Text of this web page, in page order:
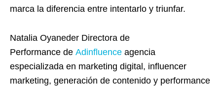
marca la diferencia entre intentarlo y triunfar.
Natalia Oyaneder Directora de
Performance de Adinfluence agencia
especializada en marketing digital, influencer
marketing, generación de contenido y performance